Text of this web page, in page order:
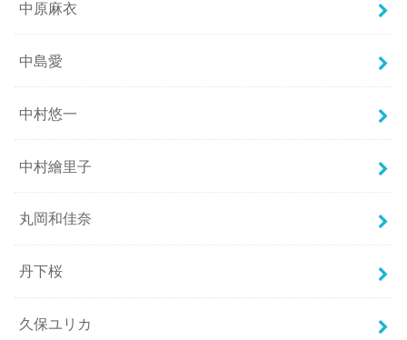
中原麻衣
中島愛
中村悠一
中村繪里子
丸岡和佳奈
丹下桜
久保ユリカ